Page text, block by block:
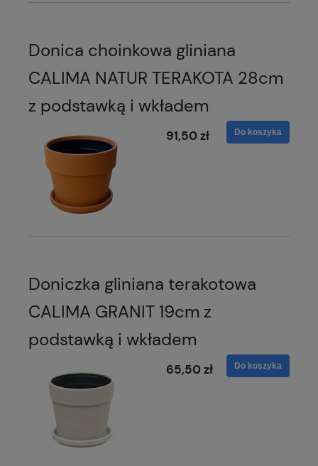
Donica choinkowa gliniana
CALIMA NATUR TERAKOTA 28cm
z podstawką i wkładem
91,50 zł Do koszyka
Doniczka gliniana terakotowa
CALIMA GRANIT 19cm z
podstawką i wkładem
65,50 zł Do koszyka